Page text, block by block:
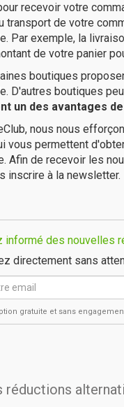
recevoir votre
transport de votre
Par exemple, la
de votre panier
boutiques
D'autres boutiques
un des avantages
nous nous
vous permettent
Afin de recevoir les
inscrire à la newsletter.
informé des nouvelles
directement sans
gratuite et sans
réductions